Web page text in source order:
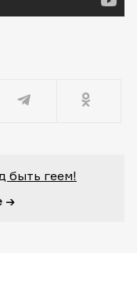
быть геем!
→